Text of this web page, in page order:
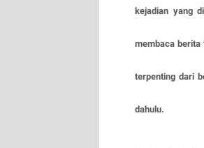
kejadian yang
membaca berita
terpenting dari
dahulu.